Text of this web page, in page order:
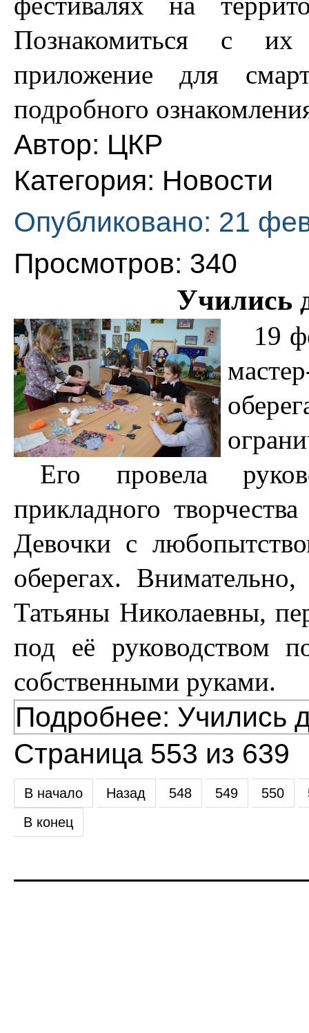
Познакомиться с
приложение для
подробного
Автор: ЦКР
Категория: Новости
Опубликовано: 21
Просмотров: 340
Учились
19
Его провела
прикладного
Девочки с
оберегах.
Татьяны Николаевны,
под её руководством
собственными руками.
Подробнее: Учились
Страница 553 из 639
В начало Назад 548 549 550
В конец